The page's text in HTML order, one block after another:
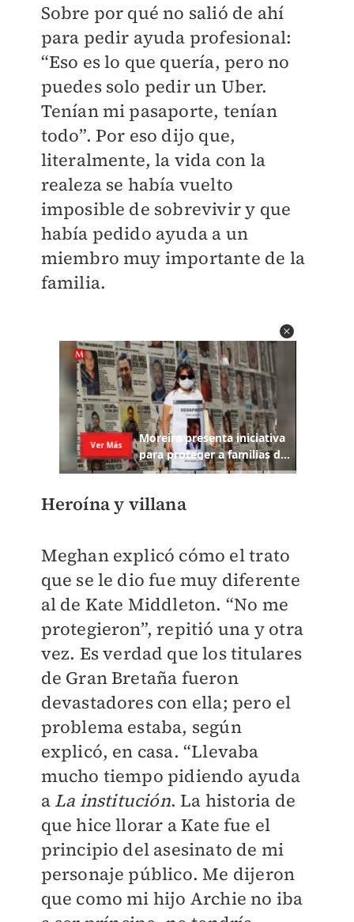
Sobre por qué no salió de ahí
para pedir ayuda profesional:
“Eso es lo que quería, pero no
puedes solo pedir un Uber.
Tenían mi pasaporte, tenían
todo”. Por eso dijo que,
literalmente, la vida con la
realeza se había vuelto
imposible de sobrevivir y que
había pedido ayuda a un
miembro muy importante de la
familia.
Heroína y villana
Meghan explicó cómo el trato
que se le dio fue muy diferente
al de Kate Middleton. “No me
protegieron”, repitió una y otra
vez. Es verdad que los titulares
de Gran Bretaña fueron
devastadores con ella; pero el
problema estaba, según
explicó, en casa. “Llevaba
mucho tiempo pidiendo ayuda
a La institución. La historia de
que hice llorar a Kate fue el
principio del asesinato de mi
personaje público. Me dijeron
que como mi hijo Archie no iba